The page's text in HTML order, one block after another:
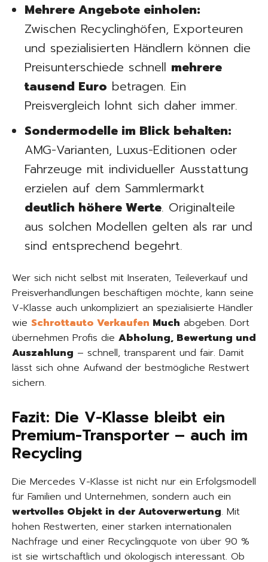
Mehrere Angebote einholen:
Zwischen Recyclinghöfen, Exporteuren
und spezialisierten Händlern können die
Preisunterschiede schnell mehrere
tausend Euro betragen. Ein
Preisvergleich lohnt sich daher immer.
Sondermodelle im Blick behalten:
AMG-Varianten, Luxus-Editionen oder
Fahrzeuge mit individueller Ausstattung
erzielen auf dem Sammlermarkt
deutlich höhere Werte. Originalteile
aus solchen Modellen gelten als rar und
sind entsprechend begehrt.
Wer sich nicht selbst mit Inseraten, Teileverkauf und
Preisverhandlungen beschäftigen möchte, kann seine
V-Klasse auch unkompliziert an spezialisierte Händler
wie Schrottauto Verkaufen Much abgeben. Dort
übernehmen Profis die Abholung, Bewertung und
Auszahlung – schnell, transparent und fair. Damit
lässt sich ohne Aufwand der bestmögliche Restwert
sichern.
Fazit: Die V-Klasse bleibt ein
Premium-Transporter – auch im
Recycling
Die Mercedes V-Klasse ist nicht nur ein Erfolgsmodell
für Familien und Unternehmen, sondern auch ein
wertvolles Objekt in der Autoverwertung. Mit
hohen Restwerten, einer starken internationalen
Nachfrage und einer Recyclingquote von über 90 %
ist sie wirtschaftlich und ökologisch interessant. Ob